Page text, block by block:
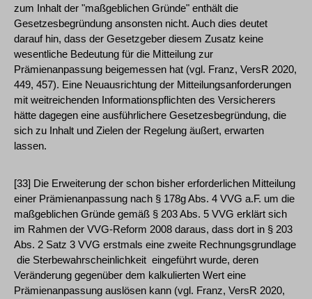
zum Inhalt der "maßgeblichen Gründe" enthält die
Gesetzesbegründung ansonsten nicht. Auch dies deutet
darauf hin, dass der Gesetzgeber diesem Zusatz keine
wesentliche Bedeutung für die Mitteilung zur
Prämienanpassung beigemessen hat (vgl. Franz, VersR 2020,
449, 457). Eine Neuausrichtung der Mitteilungsanforderungen
mit weitreichenden Informationspflichten des Versicherers
hätte dagegen eine ausführlichere Gesetzesbegründung, die
sich zu Inhalt und Zielen der Regelung äußert, erwarten
lassen.
[33] Die Erweiterung der schon bisher erforderlichen Mitteilung
einer Prämienanpassung nach § 178g Abs. 4 VVG a.F. um die
maßgeblichen Gründe gemäß § 203 Abs. 5 VVG erklärt sich
im Rahmen der VVG-Reform 2008 daraus, dass dort in § 203
Abs. 2 Satz 3 VVG erstmals eine zweite Rechnungsgrundlage
­ die Sterbewahrscheinlichkeit ­ eingeführt wurde, deren
Veränderung gegenüber dem kalkulierten Wert eine
Prämienanpassung auslösen kann (vgl. Franz, VersR 2020,